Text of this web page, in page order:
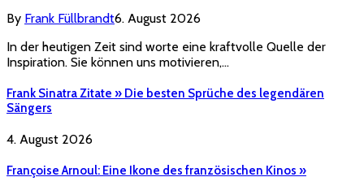
By Frank Füllbrandt6. August 2026
In der heutigen Zeit sind worte eine kraftvolle Quelle der
Inspiration. Sie können uns motivieren,…
Frank Sinatra Zitate » Die besten Sprüche des legendären
Sängers
4. August 2026
Françoise Arnoul: Eine Ikone des französischen Kinos »